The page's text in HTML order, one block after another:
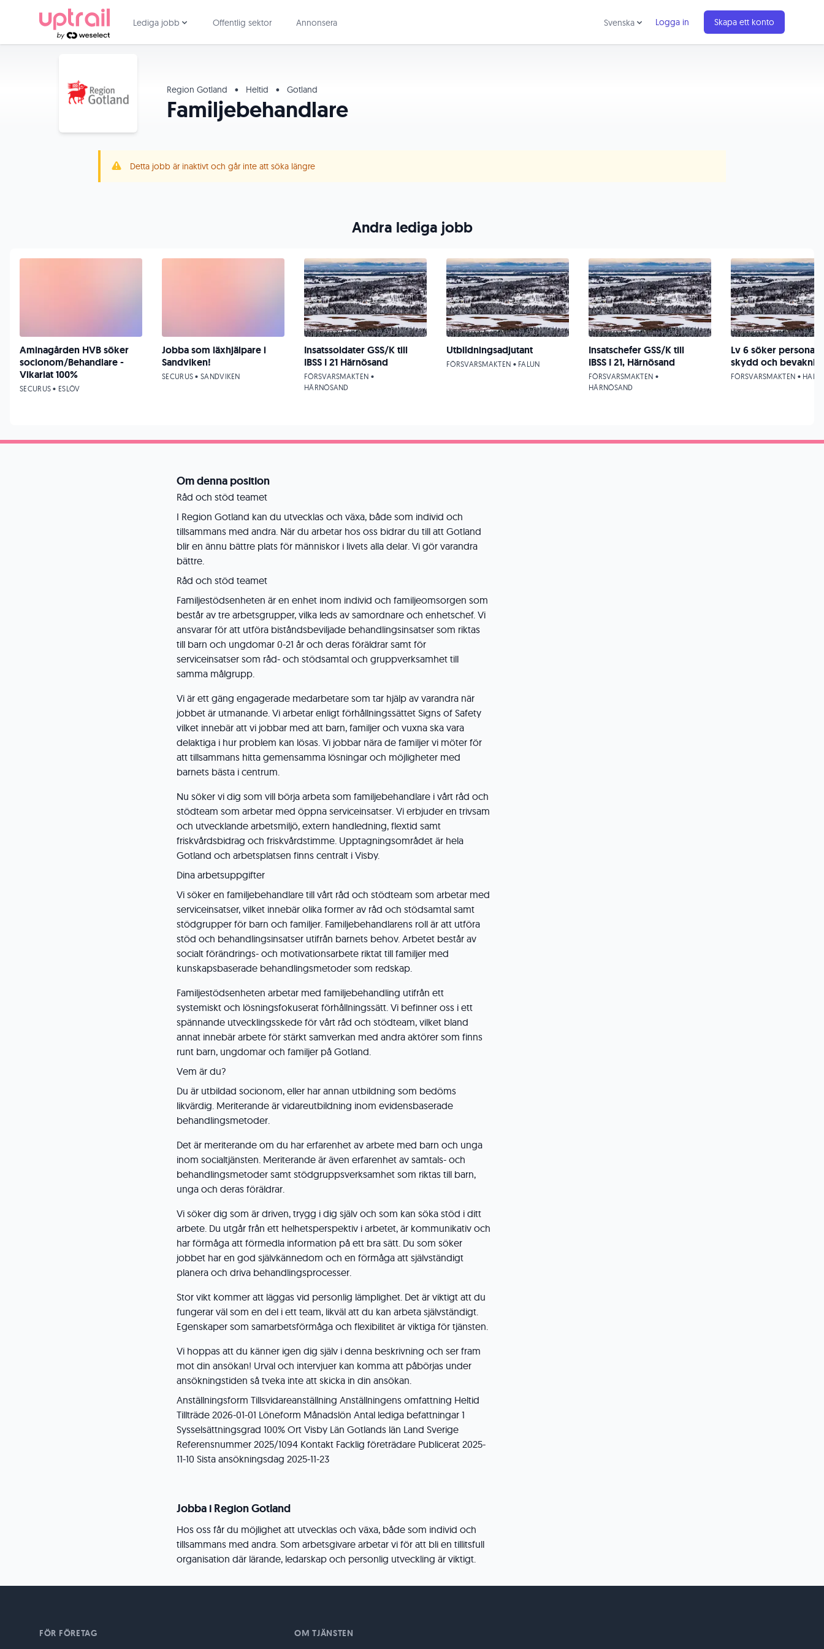
Lediga jobb Offentlig sektor Annonsera Svenska Logga in Skapa ett konto
Region Gotland • Heltid • Gotland
Familjebehandlare
Detta jobb är inaktivt och går inte att söka längre
Om denna position
Råd och stöd teamet
I Region Gotland kan du utvecklas och växa, både som individ och
tillsammans med andra. När du arbetar hos oss bidrar du till att Gotland
blir en ännu bättre plats för människor i livets alla delar. Vi gör varandra
bättre.
Råd och stöd teamet
Familjestödsenheten är en enhet inom individ och familjeomsorgen som
består av tre arbetsgrupper, vilka leds av samordnare och enhetschef. Vi
ansvarar för att utföra biståndsbeviljade behandlingsinsatser som riktas
till barn och ungdomar 0-21 år och deras föräldrar samt för
serviceinsatser som råd- och stödsamtal och gruppverksamhet till
samma målgrupp.
Vi är ett gäng engagerade medarbetare som tar hjälp av varandra när
jobbet är utmanande. Vi arbetar enligt förhållningssättet Signs of Safety
vilket innebär att vi jobbar med att barn, familjer och vuxna ska vara
delaktiga i hur problem kan lösas. Vi jobbar nära de familjer vi möter för
att tillsammans hitta gemensamma lösningar och möjligheter med
barnets bästa i centrum.
Nu söker vi dig som vill börja arbeta som familjebehandlare i vårt råd och
stödteam som arbetar med öppna serviceinsatser. Vi erbjuder en trivsam
och utvecklande arbetsmiljö, extern handledning, flextid samt
friskvårdsbidrag och friskvårdstimme. Upptagningsområdet är hela
Gotland och arbetsplatsen finns centralt i Visby.
Dina arbetsuppgifter
Vi söker en familjebehandlare till vårt råd och stödteam som arbetar med
serviceinsatser, vilket innebär olika former av råd och stödsamtal samt
stödgrupper för barn och familjer. Familjebehandlarens roll är att utföra
stöd och behandlingsinsatser utifrån barnets behov. Arbetet består av
socialt förändrings- och motivationsarbete riktat till familjer med
kunskapsbaserade behandlingsmetoder som redskap.
Familjestödsenheten arbetar med familjebehandling utifrån ett
systemiskt och lösningsfokuserat förhållningssätt. Vi befinner oss i ett
spännande utvecklingsskede för vårt råd och stödteam, vilket bland
annat innebär arbete för stärkt samverkan med andra aktörer som finns
runt barn, ungdomar och familjer på Gotland.
Vem är du?
Du är utbildad socionom, eller har annan utbildning som bedöms
likvärdig. Meriterande är vidareutbildning inom evidensbaserade
behandlingsmetoder.
Det är meriterande om du har erfarenhet av arbete med barn och unga
inom socialtjänsten. Meriterande är även erfarenhet av samtals- och
behandlingsmetoder samt stödgruppsverksamhet som riktas till barn,
unga och deras föräldrar.
Vi söker dig som är driven, trygg i dig själv och som kan söka stöd i ditt
arbete. Du utgår från ett helhetsperspektiv i arbetet, är kommunikativ och
har förmåga att förmedla information på ett bra sätt. Du som söker
jobbet har en god självkännedom och en förmåga att självständigt
planera och driva behandlingsprocesser.
Stor vikt kommer att läggas vid personlig lämplighet. Det är viktigt att du
fungerar väl som en del i ett team, likväl att du kan arbeta självständigt.
Egenskaper som samarbetsförmåga och flexibilitet är viktiga för tjänsten.
Vi hoppas att du känner igen dig själv i denna beskrivning och ser fram
mot din ansökan! Urval och intervjuer kan komma att påbörjas under
ansökningstiden så tveka inte att skicka in din ansökan.
Anställningsform Tillsvidareanställning Anställningens omfattning Heltid
Tillträde 2026-01-01 Löneform Månadslön Antal lediga befattningar 1
Sysselsättningsgrad 100% Ort Visby Län Gotlands län Land Sverige
Referensnummer 2025/1094 Kontakt Facklig företrädare Publicerat 2025-
11-10 Sista ansökningsdag 2025-11-23
Jobba i Region Gotland
Hos oss får du möjlighet att utvecklas och växa, både som individ och
tillsammans med andra. Som arbetsgivare arbetar vi för att bli en tillitsfull
organisation där lärande, ledarskap och personlig utveckling är viktigt.
Andra lediga jobb
Aminagården HVB söker
socionom/Behandlare -
Vikariat 100%
SECURUS • ESLÖV
Jobba som läxhjälpare i
Sandviken!
SECURUS • SANDVIKEN
Insatssoldater GSS/K till
IBSS I 21 Härnösand
FÖRSVARSMAKTEN •
HÄRNÖSAND
Utbildningsadjutant
FÖRSVARSMAKTEN • FALUN
Insatschefer GSS/K till
IBSS I 21, Härnösand
FÖRSVARSMAKTEN •
HÄRNÖSAND
Lv 6 söker personal
skydd och
FÖRSVARSMAKTEN •
FÖR FÖRETAG OM TJÄNSTEN